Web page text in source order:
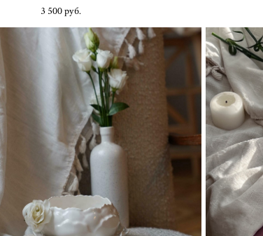
3 500 pуб.